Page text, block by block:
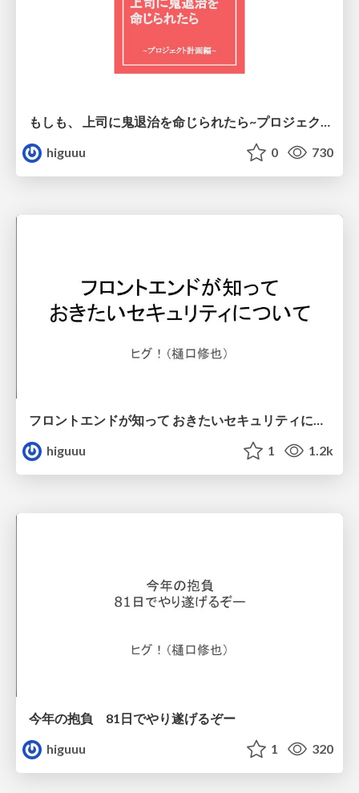
higuuu
0 730
フロントエンドが知って おきたいセキュリティについて
higuuu
1 1.2k
今年の抱負 81日でやり遂げるぞー
higuuu
1 320